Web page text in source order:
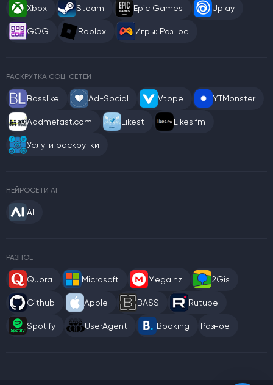
Xbox Steam Epic Games Uplay
GOG Roblox Игры: Разное
РАСКРУТКА СОЦ. СЕТЕЙ
Bosslike Ad-Social Vtope YTMonster
Addmefast.com Likest Likes.fm
Услуги раскрутки
НЕЙРОСЕТИ AI
AI
РАЗНОЕ
Quora Microsoft Mega.nz 2Gis
Github Apple BASS Rutube
Spotify UserAgent Booking Разное